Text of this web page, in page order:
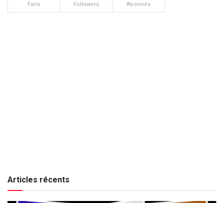
Fans Followers Abonnés
Articles récents